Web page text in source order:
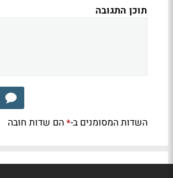
תוכן התגובה
השדות המסומנים ב-*הם שדות חובה